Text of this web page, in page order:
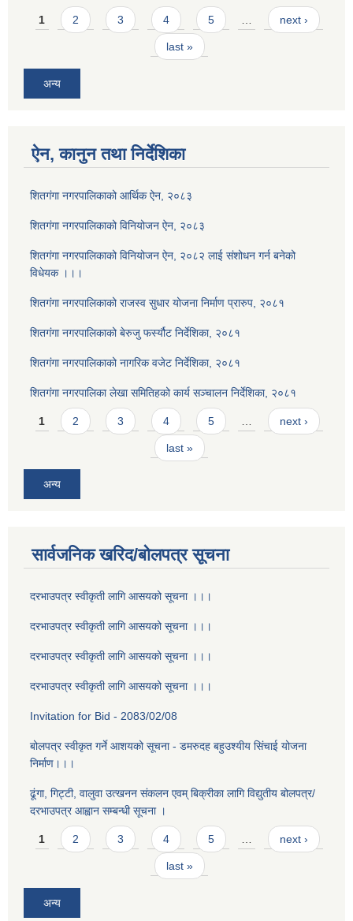
Pages
1 2 3 4 5 … next ›
last »
अन्य
ऐन, कानुन तथा निर्देशिका
शितगंगा नगरपालिकाको आर्थिक ऐन, २०८३
शितगंगा नगरपालिकाको विनियोजन ऐन, २०८३
शितगंगा नगरपालिकाको विनियोजन ऐन, २०८२ लाई संशोधन गर्न बनेको
विधेयक ।।।
शितगंगा नगरपालिकाको राजस्व सुधार योजना निर्माण प्रारुप, २०८१
शितगंगा नगरपालिकाको बेरुजु फर्स्यौट निर्देशिका, २०८१
शितगंगा नगरपालिकाको नागरिक वजेट निर्देशिका, २०८१
शितगंगा नगरपालिका लेखा समितिहको कार्य सञ्चालन निर्देशिका, २०८१
Pages
1 2 3 4 5 next ›
last »
अन्य
सार्वजनिक खरिद/बोलपत्र सूचना
दरभाउपत्र स्वीकृती लागि आसयको सूचना ।।।
दरभाउपत्र स्वीकृती लागि आसयको सूचना ।।।
दरभाउपत्र स्वीकृती लागि आसयको सूचना ।।।
दरभाउपत्र स्वीकृती लागि आसयको सूचना ।।।
Invitation for Bid - 2083/02/08
बोलपत्र स्वीकृत गर्ने आशयको सूचना - डमरुदह बहुउश्यीय सिंचाई योजना
निर्माण।।।
ढूंगा, गिट्टी, वालुवा उत्खनन संकलन एवम् बिक्रीका लागि विद्युतीय बोलपत्र/
दरभाउपत्र आह्वान सम्बन्धी सूचना ।
Pages
1 2 3 4 5 … next ›
last »
अन्य